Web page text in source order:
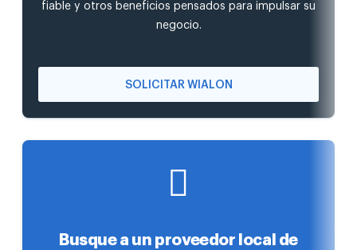
fiable y otros beneficios pensados para impulsar su
negocio.
SOLICITAR WIALON
Busque a un proveedor local de